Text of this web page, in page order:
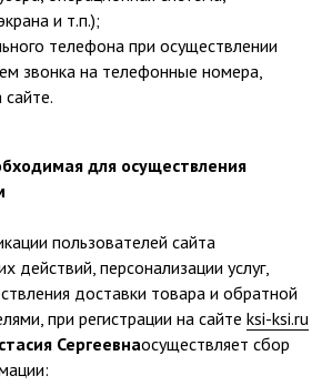
и т.п.);
телефона при осуществлении
звонка на телефонные номера,
сайте.
для осуществления
пользователей сайта
действий, персонализации услуг,
доставки товара и обратной
при регистрации на сайте ksi-ksi.ru
Сергеевнаосуществляет сбор